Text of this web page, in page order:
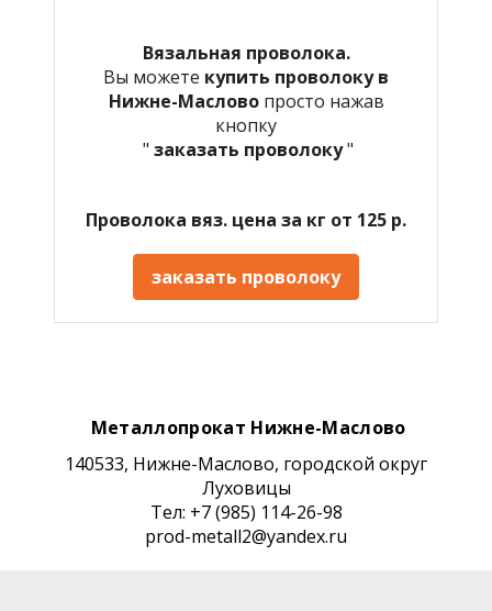
Вязальная проволока.
Вы можете купить проволоку в
Нижне-Маслово просто нажав
кнопку
" заказать проволоку"
Проволока вяз. цена за кг от 125 р.
заказать проволоку
Металлопрокат Нижне-Маслово
140533, Нижне-Маслово, городской округ
Луховицы
Тел: +7 (985) 114-26-98
prod-metall2@yandex.ru